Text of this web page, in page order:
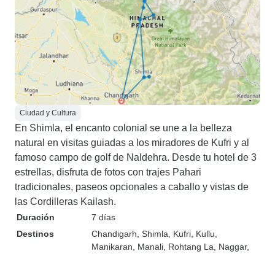
Ciudad y Cultura
En Shimla, el encanto colonial se une a la belleza
natural en visitas guiadas a los miradores de Kufri y al
famoso campo de golf de Naldehra. Desde tu hotel de 3
estrellas, disfruta de fotos con trajes Pahari
tradicionales, paseos opcionales a caballo y vistas de
las Cordilleras Kailash.
Duración
7 días
Destinos
Chandigarh , Shimla , Kufri , Kullu
Manikaran , Manali , Rohtang La , Naggar,